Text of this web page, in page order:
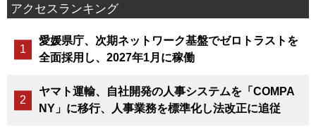
アクセスランキング
愛媛県庁、次期ネットワーク基盤でゼロトラストを
全面採用し、2027年1月に稼働
ヤマト運輸、自社開発の人事システムを「COMPA
NY」に移行、人事業務を標準化し法改正に追従